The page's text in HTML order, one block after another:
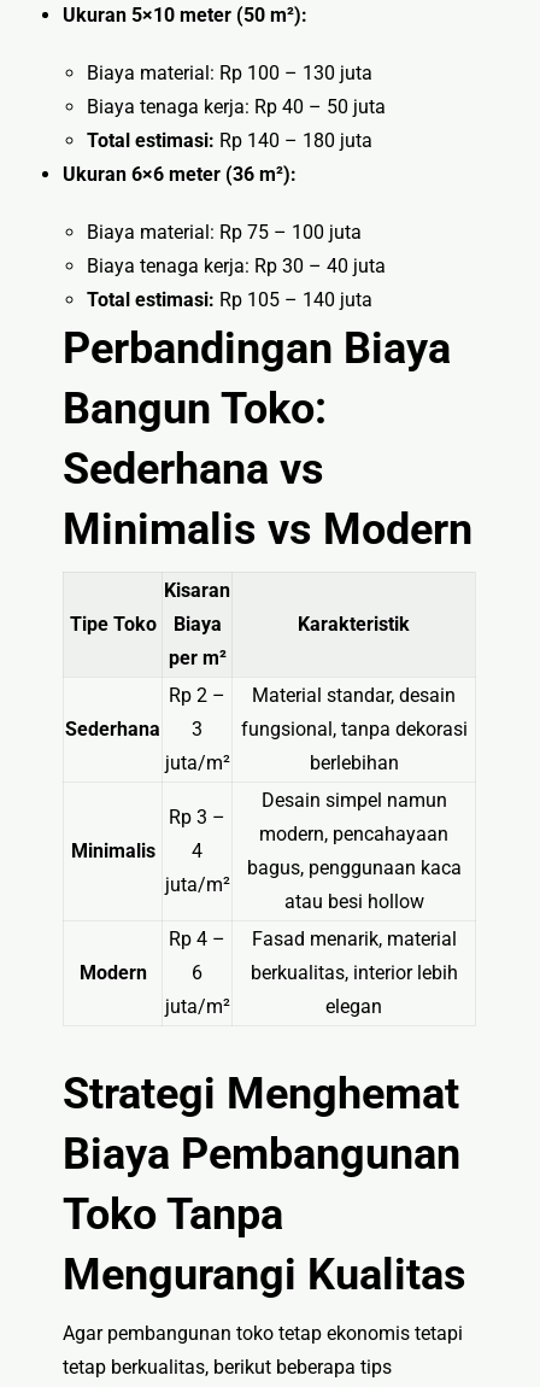
Ukuran 5×10 meter (50 m²):
Biaya material: Rp 100 – 130 juta
Biaya tenaga kerja: Rp 40 – 50 juta
Total estimasi: Rp 140 – 180 juta
Ukuran 6×6 meter (36 m²):
Biaya material: Rp 75 – 100 juta
Biaya tenaga kerja: Rp 30 – 40 juta
Total estimasi: Rp 105 – 140 juta
Perbandingan Biaya
Bangun Toko:
Sederhana vs
Minimalis vs Modern
Tipe Toko
Kisaran
Biaya
per m²
Karakteristik
Sederhana
Rp 2 –
3
juta/m²
Material standar, desain
fungsional, tanpa dekorasi
berlebihan
Minimalis
Rp 3 –
4
juta/m²
Desain simpel namun
modern, pencahayaan
bagus, penggunaan kaca
atau besi hollow
Modern
Rp 4 –
6
juta/m²
Fasad menarik, material
berkualitas, interior lebih
elegan
Strategi Menghemat
Biaya Pembangunan
Toko Tanpa
Mengurangi Kualitas
Agar pembangunan toko tetap ekonomis tetapi
tetap berkualitas, berikut beberapa tips